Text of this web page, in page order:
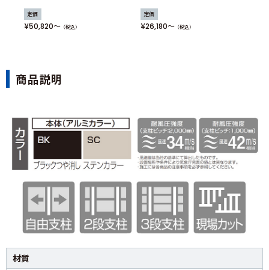
定価
¥50,820 （税込）
定価
¥26,180 （税込）
商品説明
材質